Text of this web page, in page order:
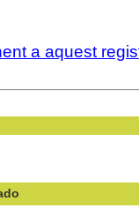
a aquest